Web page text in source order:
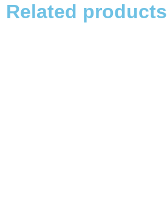
Related products